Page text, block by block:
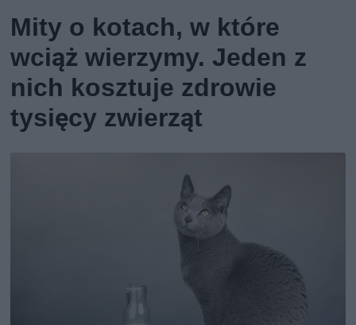
Mity o kotach, w które
wciąż wierzymy. Jeden z
nich kosztuje zdrowie
tysięcy zwierząt